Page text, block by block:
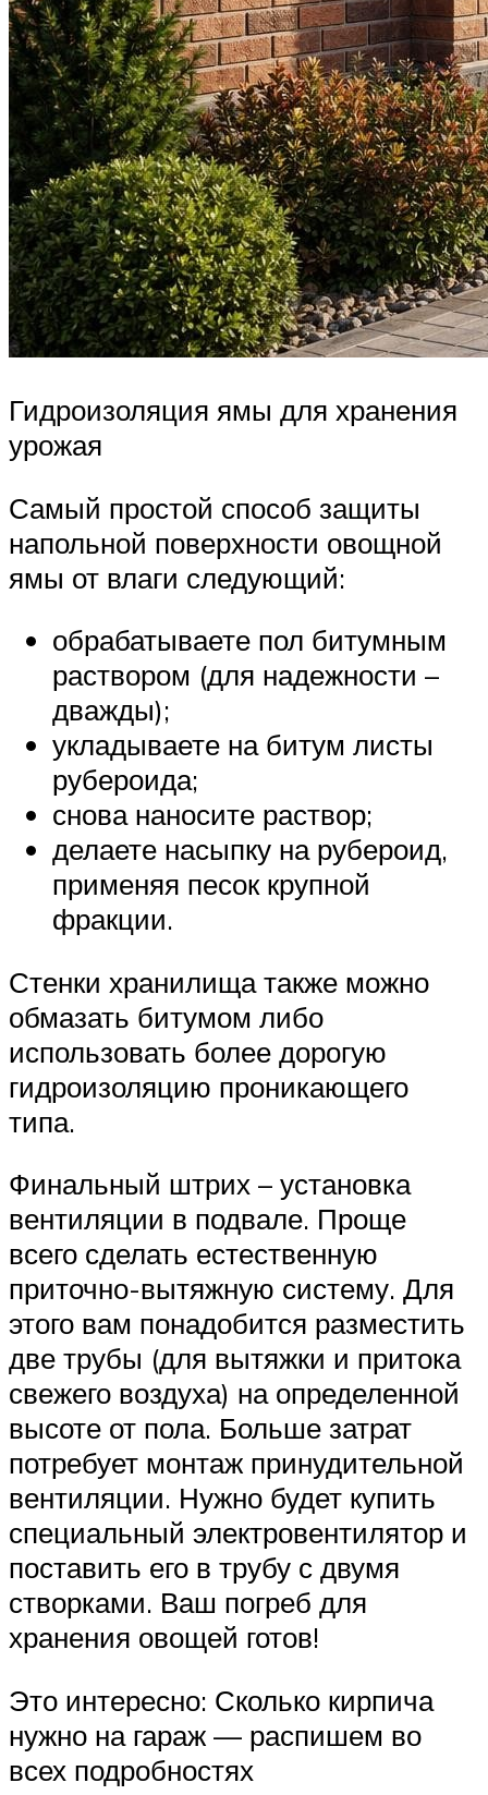
Гидроизоляция ямы для хранения
урожая
Самый простой способ защиты
напольной поверхности овощной
ямы от влаги следующий:
обрабатываете пол битумным
раствором (для надежности –
дважды);
укладываете на битум листы
рубероида;
снова наносите раствор;
делаете насыпку на рубероид,
применяя песок крупной
фракции.
Стенки хранилища также можно
обмазать битумом либо
использовать более дорогую
гидроизоляцию проникающего
типа.
Финальный штрих – установка
вентиляции в подвале. Проще
всего сделать естественную
приточно-вытяжную систему. Для
этого вам понадобится разместить
две трубы (для вытяжки и притока
свежего воздуха) на определенной
высоте от пола. Больше затрат
потребует монтаж принудительной
вентиляции. Нужно будет купить
специальный электровентилятор и
поставить его в трубу с двумя
створками. Ваш погреб для
хранения овощей готов!
Это интересно: Сколько кирпича
нужно на гараж — распишем во
всех подробностях